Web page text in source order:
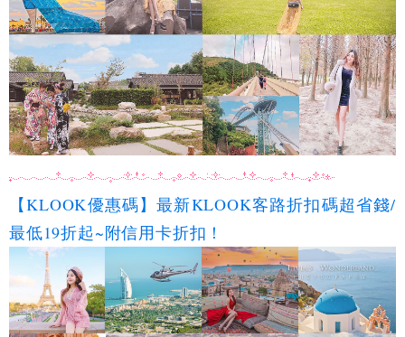
【KLOOK優惠碼】最新KLOOK客路折扣碼超省錢/
最低19折起~附信用卡折扣！